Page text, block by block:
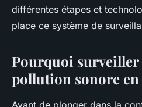
différentes étapes et
place ce système de
Pourquoi surveiller
pollution sonore